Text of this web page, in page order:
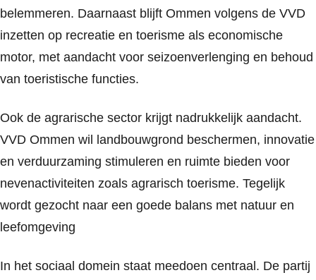
belemmeren. Daarnaast blijft Ommen volgens de VVD
inzetten op recreatie en toerisme als economische
motor, met aandacht voor seizoenverlenging en behoud
van toeristische functies.
Ook de agrarische sector krijgt nadrukkelijk aandacht.
VVD Ommen wil landbouwgrond beschermen, innovatie
en verduurzaming stimuleren en ruimte bieden voor
nevenactiviteiten zoals agrarisch toerisme. Tegelijk
wordt gezocht naar een goede balans met natuur en
leefomgeving
In het sociaal domein staat meedoen centraal. De partij